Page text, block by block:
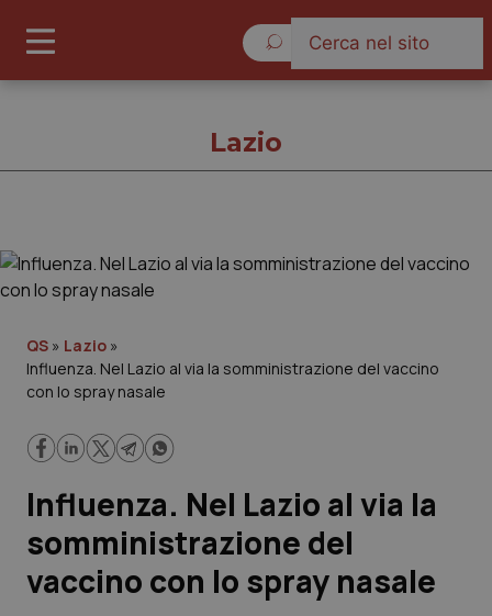
Governo e Parlamento
Regioni e Asl
Lavoro e Professioni
Scienza e Farmaci
Studi e Analisi
Lazio
QS » Lazio »
Influenza. Nel Lazio al via la somministrazione del vaccino
con lo spray nasale
Influenza. Nel Lazio al via la
somministrazione del
vaccino con lo spray nasale